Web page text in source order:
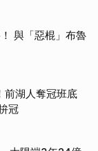
與「惡棍」布魯
前湖人奪冠班底
冠